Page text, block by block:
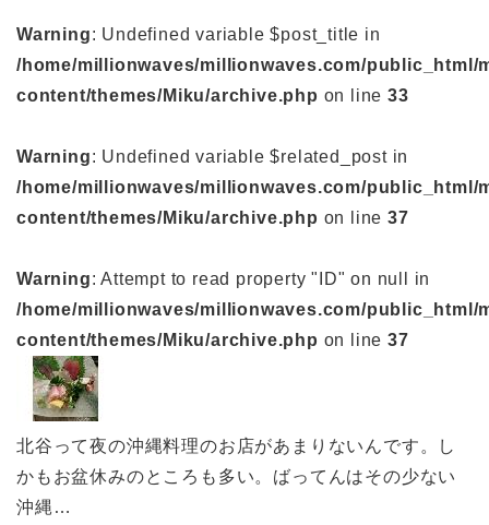
Warning: Undefined variable $post_title in
/home/millionwaves/millionwaves.com/public_html/
content/themes/Miku/archive.php on line33
Warning: Undefined variable $related_post in
/home/millionwaves/millionwaves.com/public_html/
content/themes/Miku/archive.php on line37
Warning: Attempt to read property "ID" on null in
/home/millionwaves/millionwaves.com/public_html/
content/themes/Miku/archive.php on line37
北谷って夜の沖縄料理のお店があまりないんです。し
かもお盆休みのところも多い。ばってんはその少ない
沖縄…